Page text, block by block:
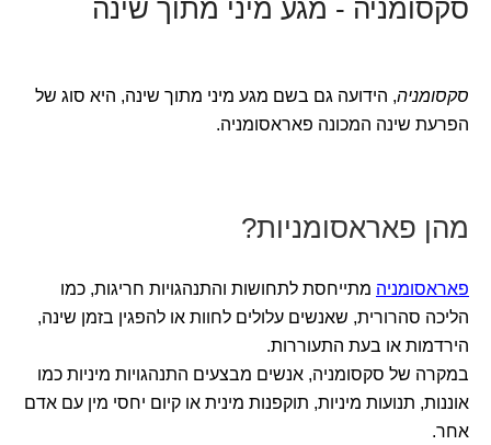
סקסומניה - מגע מיני מתוך שינה
סקסומניה, הידועה גם בשם מגע מיני מתוך שינה, היא סוג של
הפרעת שינה המכונה פאראסומניה.
מהן פאראסומניות?
פאראסומניה מתייחסת לתחושות והתנהגויות חריגות, כמו
הליכה סהרורית, שאנשים עלולים לחוות או להפגין בזמן שינה,
הירדמות או בעת התעוררות.
במקרה של סקסומניה, אנשים מבצעים התנהגויות מיניות כמו
אוננות, תנועות מיניות, תוקפנות מינית או קיום יחסי מין עם אדם
אחר.